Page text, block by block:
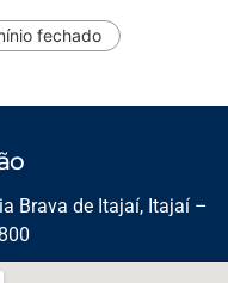
fechado
Brava de Itajaí, Itajaí –